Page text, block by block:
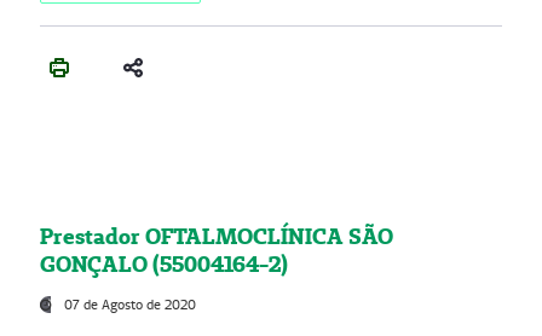
Prestador OFTALMOCLÍNICA SÃO
GONÇALO (55004164-2)
07 de Agosto de 2020